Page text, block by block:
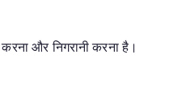
और निगरानी करना है।